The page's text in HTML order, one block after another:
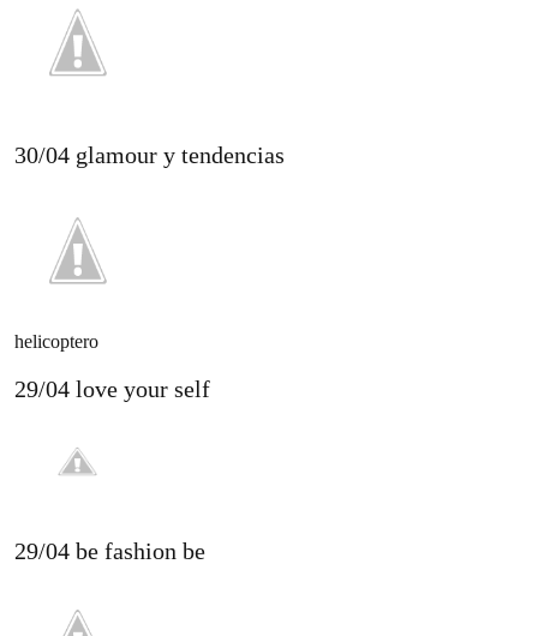
30/04 glamour y tendencias
helicoptero
29/04 love your self
29/04 be fashion be